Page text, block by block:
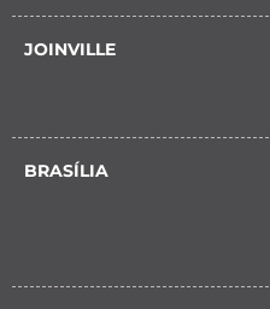
JOINVILLE
BRASÍLIA